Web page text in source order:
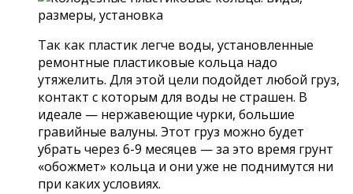
Так как пластик легче воды, установленные
ремонтные пластиковые кольца надо
утяжелить. Для этой цели подойдет любой груз,
контакт с которым для воды не страшен. В
идеале — нержавеющие чурки, большие
гравийные валуны. Этот груз можно будет
убрать через 6-9 месяцев — за это время грунт
«обожмет» кольца и они уже не поднимутся ни
при каких условиях.